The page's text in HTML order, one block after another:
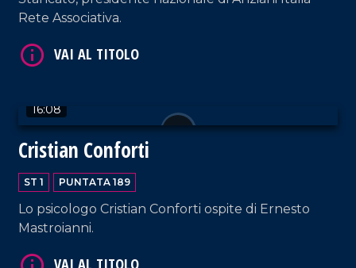
Rete Associativa.
16:08
Cristian Conforti
ST 1 PUNTATA 189
Lo psicologo Cristian Conforti ospite di Ernesto
Mastroianni.
VAI AL TITOLO
VAI AL TITOLO